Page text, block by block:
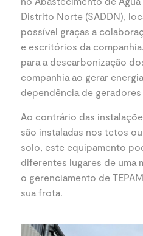
Distrito Norte (SADDN),
possível graças a
e escritórios da
para a descarbonização
companhia ao gerar
dependência de geradores
Ao contrário das
são instaladas nos tetos
solo, este equipamento
diferentes lugares de uma
o gerenciamento de
sua frota.